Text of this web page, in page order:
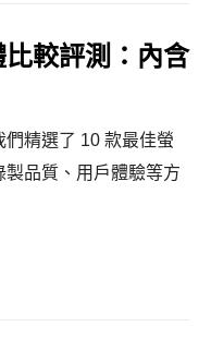
較評測：內含
精選了 10 款最佳螢
品質、用戶體驗等方